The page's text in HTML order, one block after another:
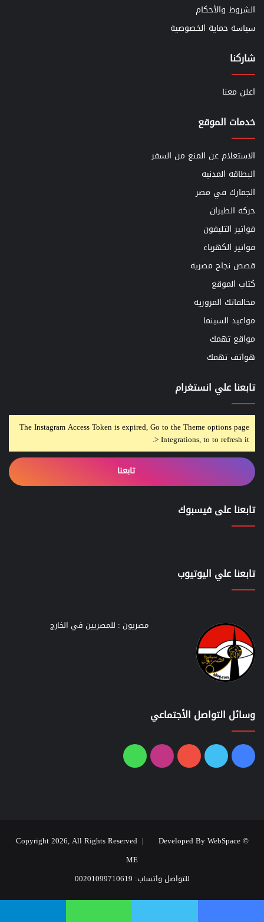
الشروط والأحكام
سياسة حماية الخصوصية
شاركنا
اعلن معنا
خدمات الموقع
الاستعلام عن المنع من السفر
البطاقه المدنيه
الجمارك في مصر
حركه الطيران
فواتير التليفون
فواتير الكهرباء
قصص نجاح مصريه
كتاب الموقع
مخالفاتك المروريه
مواعيد السينما
مواقع تهمك
هواتف تهمك
تابعنا علي انستغرام
The Instagram Access Token is expired, Go to the Theme options page
> Integrations, to to refresh it.
تابعنا
تابعنا على فيسبوك
تابعنا علي اليوتيوب
مصريون : للمصريين في الخارج
وسائل التواصل الأجتماعي
فيسبوك
تويتر يوتيوبانستقرامواتساب
© Copyright 2026, All Rights Reserved |
Developed By WebSpace
ME
للتواصل واتساب: 00201099710619